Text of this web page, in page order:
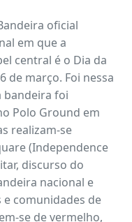
oficial
em que a
central é o Dia da
de março. Foi nessa
bandeira foi
Polo Ground em
realizam-se
(Independence
discurso do
nacional e
e comunidades de
se de vermelho,